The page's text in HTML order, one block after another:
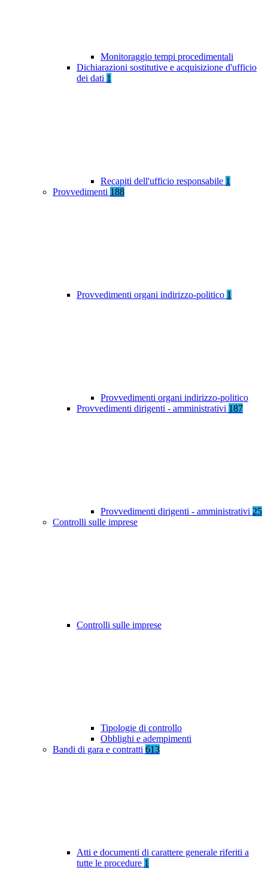
Monitoraggio tempi procedimentali
Dichiarazioni sostitutive e acquisizione d'ufficio
dei dati 1
Recapiti dell'ufficio responsabile 1
Provvedimenti 188
Provvedimenti organi indirizzo-politico 1
Provvedimenti organi indirizzo-politico
Provvedimenti dirigenti - amministrativi 187
Provvedimenti dirigenti - amministrativi 25
Controlli sulle imprese
Controlli sulle imprese
Tipologie di controllo
Obblighi e adempimenti
Bandi di gara e contratti 613
Atti e documenti di carattere generale riferiti a
tutte le procedure 1